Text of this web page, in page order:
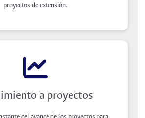
proyectos de extensión.
a proyectos